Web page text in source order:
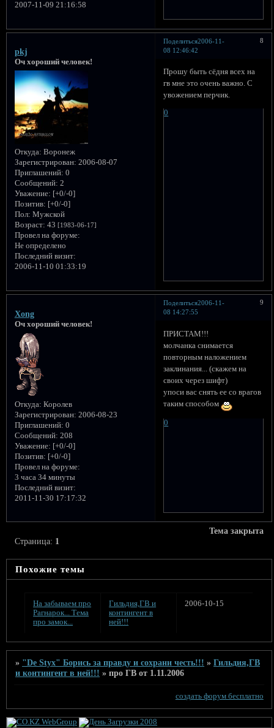
2007-11-09 21:16:58
Поделиться 8
2006-11-
08 12:46:42
pkj
Оч хороший человек!
Откуда: Воронеж
Зарегистрирован: 2006-08-07
Приглашений: 0
Сообщений: 2
Уважение: [+0/-0]
Позитив: [+0/-0]
Пол: Мужской
Возраст: 43 [1983-06-17]
Провел на форуме:
Не определено
Последний визит:
2006-11-10 01:33:19
Прошу быть сёдня всех на
гв мне это очень важно. С
увожением перчик.
0
Поделиться 9
2006-11-
08 14:27:55
Xong
Оч хороший человек!
Откуда: Королев
Зарегистрирован: 2006-08-23
Приглашений: 0
Сообщений: 208
Уважение: [+0/-0]
Позитив: [+0/-0]
Провел на форуме:
3 часа 34 минуты
Последний визит:
2011-11-30 17:17:32
ПРИСТАМ!!!
молчанка снимается
повторным наложением
заклинания... (скажем на
своих через шифт)
упоси вас снять ее со врагов
таким способом
0
Тема закрыта
Страница: 1
Похожие темы
На забываем про
Рагнарок... Тема
про замок...
Гильдия,ГВ и
контингент в
ней!!!
2006-10-15
» "De Styx" Борись за правду и сохрани честь!!! »Гильдия,ГВ
и контингент в ней!!! »про ГВ от 1.11.2006
создать форум бесплатно